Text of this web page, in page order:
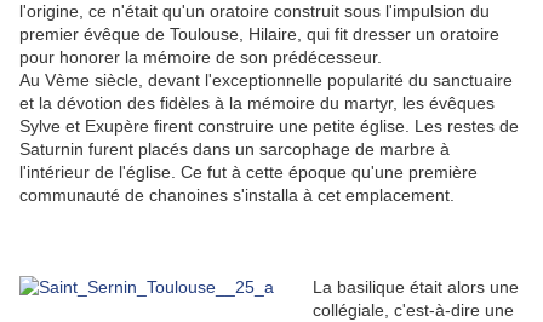
l'origine, ce n'était qu'un oratoire construit sous l'impulsion du
premier évêque de Toulouse, Hilaire, qui fit dresser un oratoire
pour honorer la mémoire de son prédécesseur.
Au Vème siècle, devant l'exceptionnelle popularité du sanctuaire
et la dévotion des fidèles à la mémoire du martyr, les évêques
Sylve et Exupère firent construire une petite église. Les restes de
Saturnin furent placés dans un sarcophage de marbre à
l'intérieur de l'église. Ce fut à cette époque qu'une première
communauté de chanoines s'installa à cet emplacement.
La basilique était alors une
collégiale, c'est-à-dire une